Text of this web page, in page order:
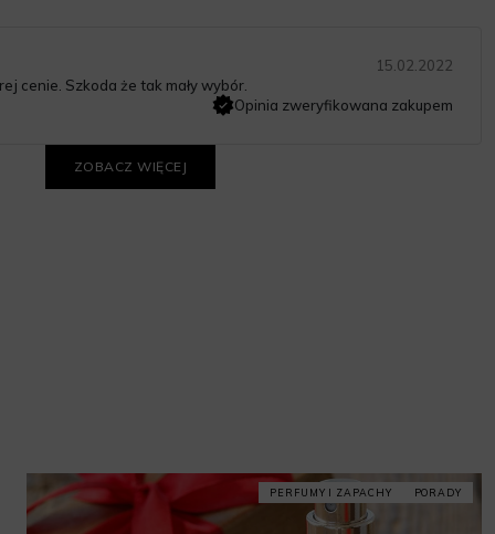
15.02.2022
cenie. Szkoda że tak mały wybór.
Opinia zweryfikowana zakupem
ZOBACZ WIĘCEJ
PERFUMY I ZAPACHY PORADY